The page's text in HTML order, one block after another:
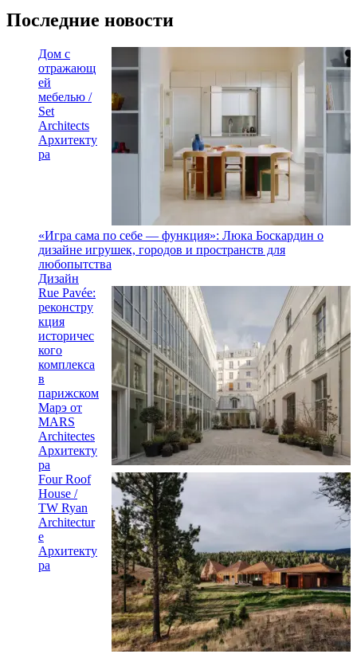
Последние новости
Дом с
отражающ
ей
мебелью /
Set
Architects
Архитекту
ра
«Игра сама по себе — функция»: Люка Боскардин о
дизайне игрушек, городов и пространств для
любопытства
Дизайн
Rue Pavée:
реконстру
кция
историчес
кого
комплекса
в
парижском
Марэ от
MARS
Architectes
Архитекту
ра
Four Roof
House /
TW Ryan
Architectur
e
Архитекту
ра